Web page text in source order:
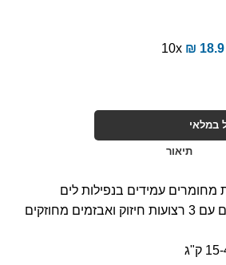
₪ 18.9
במלאי
תיאור
מחומרים עמידים בנפילות לים
מחוזקים